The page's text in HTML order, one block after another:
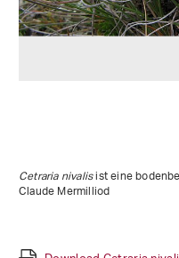
Cetraria nivalisist eine
Claude Mermilliod